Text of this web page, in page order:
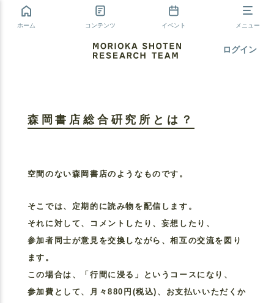
ホーム コンテンツ イベント メニュー
ログイン
森岡書店総合硏究所とは？
空間のない森岡書店のようなものです。
そこでは、定期的に読み物を配信します。
それに対して、コメントしたり、妄想したり、
参加者同士が意見を交換しながら、相互の交流を図り
ます。
この場合は、「行間に浸る」というコースになり、
参加費として、月々880円(税込)、お支払いいただくか